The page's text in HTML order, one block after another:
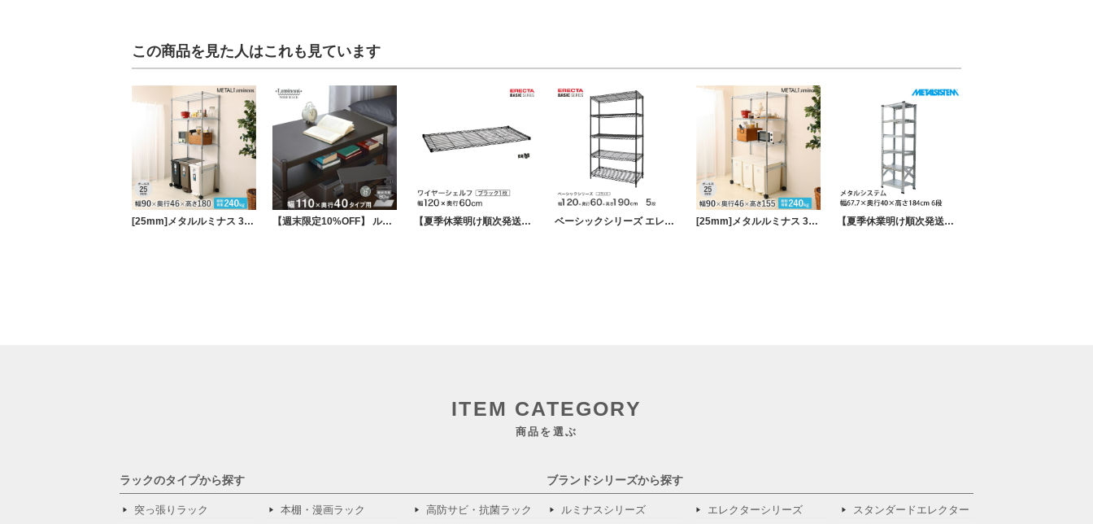
この商品を見た人はこれも見ています
[25mm]メタルルミナス 3段 幅90 奥行46 高さ180 棚耐荷重240kg スチールラック キッチンラック ゴミ箱収納 キャスター付き 【週末限定10%OFF】 ルミナスノワール ソリッドシェルフ パーツ 幅110 奥行40 スリーブ付き 1枚 【夏季休業明け順次発送】 エレクター ベーシックシリーズ ワイヤーシェルフ ブラック 幅120×奥行60cm B2448B1 パーツ ベーシックシリーズ エレクター ベーシック フリーラック ブラック 幅120×奥行60×高さ190cm 5段 RBR4824745B [25mm]メタルルミナス 3段 幅90 奥行46 高さ155 棚耐荷重240kg スチールラック キッチンラック ゴミ箱収納 キャスター付き 【夏季休業明け順次発送】メタルシステム 幅67.7×奥行40×高さ184cm 6段 MS6186D4